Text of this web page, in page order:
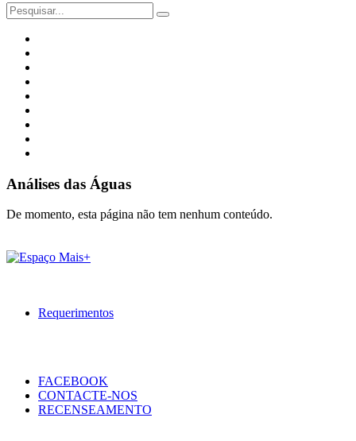
Análises das Águas
De momento, esta página não tem nenhum conteúdo.
Requerimentos
FACEBOOK
CONTACTE-NOS
RECENSEAMENTO